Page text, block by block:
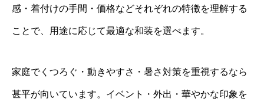
感・着付けの手間・価格などそれぞれの特徴を理解する
ことで、用途に応じて最適な和装を選べます。
家庭でくつろぐ・動きやすさ・暑さ対策を重視するなら
甚平が向いています。イベント・外出・華やかな印象を